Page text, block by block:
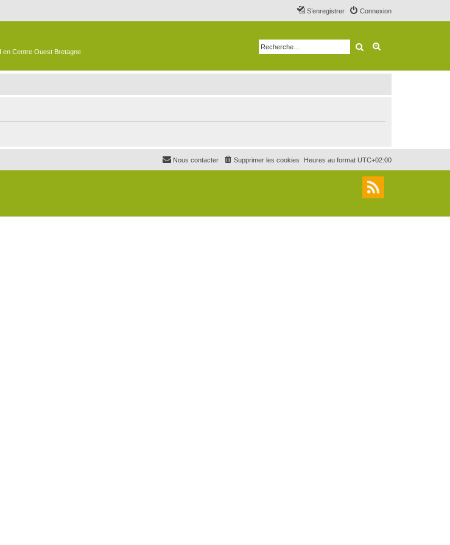
Connexion
S’enregistrer
en Centre Ouest Bretagne Rechercher
Heures au format UTC+02:00
Supprimer les cookies
Nous contacter